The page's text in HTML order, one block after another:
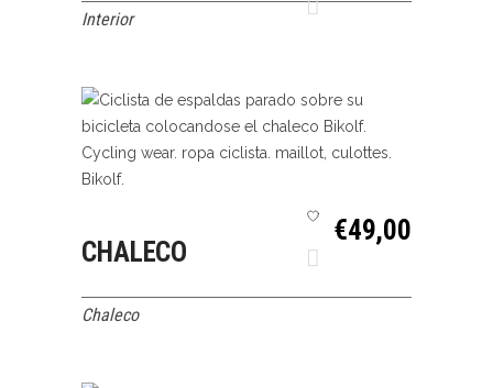
Interior
QUICK VIEW
CHALECO
€49,00
Chaleco